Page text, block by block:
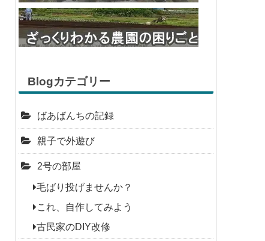
Blogカテゴリー
ばあばんちの記録
親子で外遊び
2号の部屋
毛ばり投げませんか？
これ、自作してみよう
古民家のDIY改修